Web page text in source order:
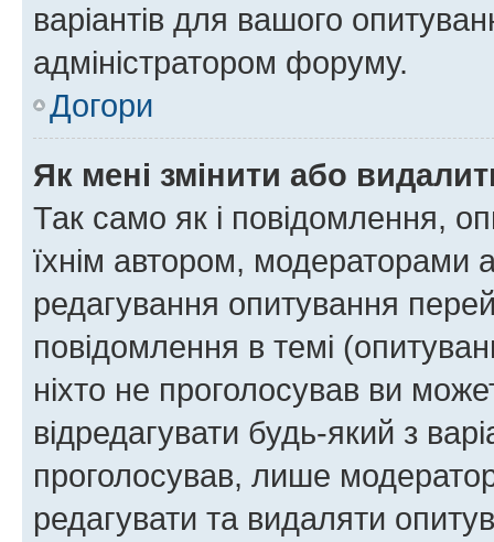
варіантів для вашого
адміністратором форуму.
Догори
Як мені змінити або
Так само як і повідомлення,
їхнім автором, модераторами
редагування опитування
повідомлення в темі
ніхто не проголосував ви
відредагувати будь-який з
проголосував, лише
редагувати та видаляти